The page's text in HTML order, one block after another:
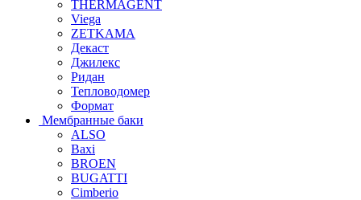
THERMAGENT
Viega
ZETKAMA
Декаст
Джилекс
Ридан
Тепловодомер
Формат
Мембранные баки
ALSO
Baxi
BROEN
BUGATTI
Cimberio